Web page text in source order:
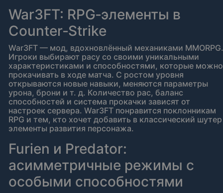
War3FT: RPG‑элементы в
Counter‑Strike
War3FT — мод, вдохновлённый механиками MMORPG.
Игроки выбирают расу со своими уникальными
характеристиками и способностями, которые можно
прокачивать в ходе матча. С ростом уровня
открываются новые навыки, меняются параметры
урона, брони и т. д. Количество рас, баланс
способностей и система прокачки зависят от
настроек сервера. War3FT понравится поклонникам
RPG и тем, кто хочет добавить в классический шутер
элементы развития персонажа.
Furien и Predator:
асимметричные режимы с
особыми способностями